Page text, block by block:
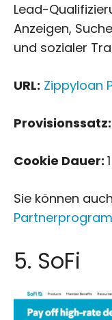
Lead-
Anzeigen,
und sozialer
URL: Zippyloan
Provisionssatz:
Cookie Dauer:
Sie können
5. SoFi